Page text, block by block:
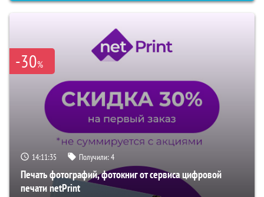
-30%
14:11:34 Получили:4
Печать фотографий, фотокниг от сервиса цифровой
печати netPrint